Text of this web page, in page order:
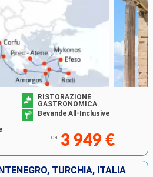
RISTORAZIONE
GASTRONOMICA
Bevande All-Inclusive
da 3 949 €
TURCHIA, ITALIA